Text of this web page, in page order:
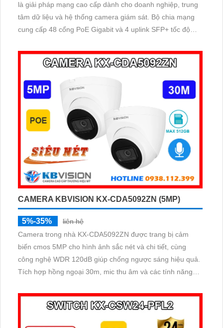
là giải pháp mạng cao cấp dành cho doanh nghiệp, trung
tâm dữ liệu và hệ thống camera giám sát. Bộ chia mạng
cung cấp 48 cổng PoE Gigabit và 4 uplink SFP+ tốc độ
bảo mật đa lớp và hiệu suất ổn định 24/7.
CAMERA KBVISION KX-CDA5092ZN (5MP)
5%-35%
liên hệ
Camera trong nhà KX-CDA5092ZN được trang bị cảm
biến cmos 5MP cho hình ảnh sắc nét và chi tiết, cùng
công nghệ WDR 120dB giúp chống ngược sáng hiệu quả.
Tích hợp hồng ngoại 30m, mic thu âm và các tính năng
sát an ninh.